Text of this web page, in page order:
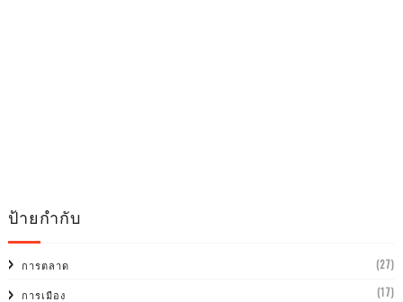
ป้ายกำกับ
การตลาด (27)
การเมือง (17)